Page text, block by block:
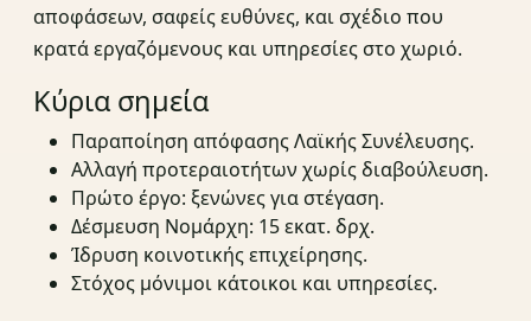
αποφάσεων, σαφείς ευθύνες, και σχέδιο που
κρατά εργαζόμενους και υπηρεσίες στο χωριό.
Κύρια σημεία
Παραποίηση απόφασης Λαϊκής Συνέλευσης.
Αλλαγή προτεραιοτήτων χωρίς διαβούλευση.
Πρώτο έργο: ξενώνες για στέγαση.
Δέσμευση Νομάρχη: 15 εκατ. δρχ.
Ίδρυση κοινοτικής επιχείρησης.
Στόχος μόνιμοι κάτοικοι και υπηρεσίες.